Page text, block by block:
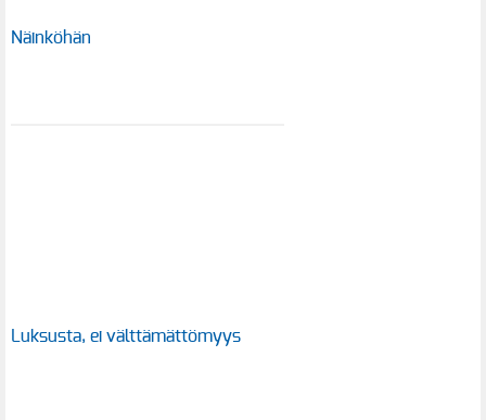
Näinköhän
Luksusta, ei välttämättömyys